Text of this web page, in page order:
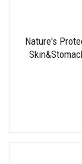
Nature's